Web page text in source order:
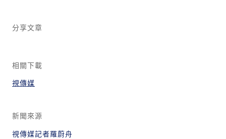
分享文章
相關下載
視傳媒
新聞來源
視傳媒記者羅蔚舟